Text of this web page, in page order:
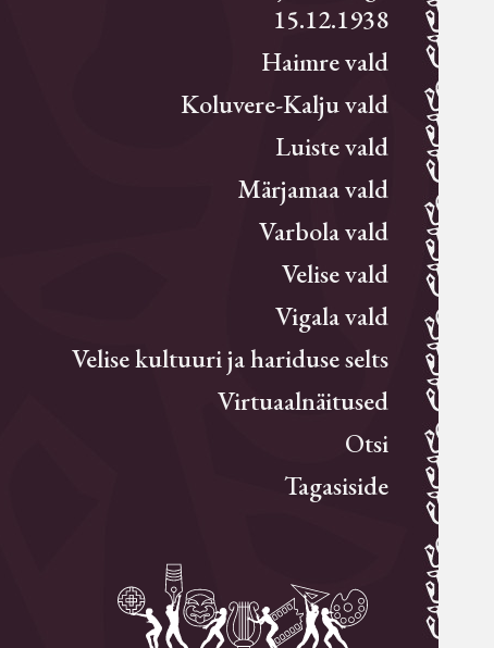
15.12.1938
Haimre vald
Koluvere-Kalju vald
Luiste vald
Märjamaa vald
Varbola vald
Velise vald
Vigala vald
Velise kultuuri ja hariduse selts
Virtuaalnäitused
Otsi
Tagasiside